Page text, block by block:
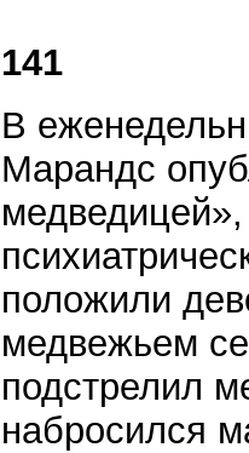
141
В
Марандс
медведицей»,
положили
медвежьем
подстрелил
набросился